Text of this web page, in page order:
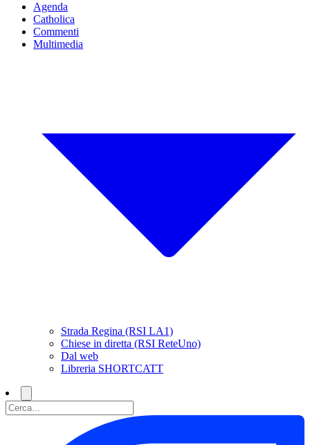
Agenda
Catholica
Commenti
Multimedia
Strada Regina (RSI LA1)
Chiese in diretta (RSI ReteUno)
Dal web
Libreria SHORTCATT